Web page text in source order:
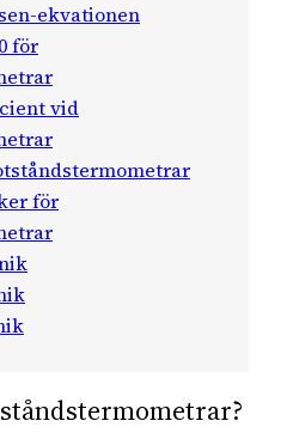
ekvationen
för
vid
för